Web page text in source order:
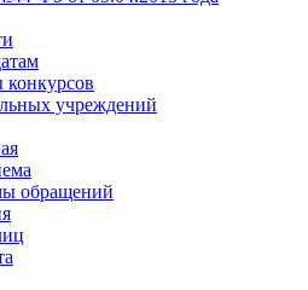
конкурсов
учреждений
обращений